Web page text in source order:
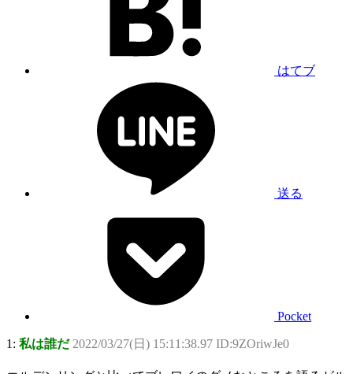
はてブ
送る
Pocket
1: 私は誰だ 2022/03/27(日) 15:11:38.97 ID:9ZOriwJe0